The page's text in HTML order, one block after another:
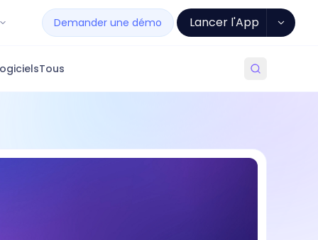
Demander une démo Lancer l'App
Tous